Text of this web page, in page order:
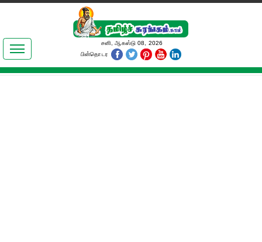
இலக்கியங்கள்
தமிழ் உலகம்
சனி, ஆகஸ்டு 08, 2026
பின்தொடர